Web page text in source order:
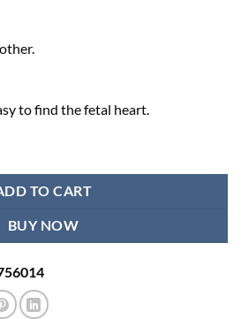
to find the fetal heart.
TO CART
BUY NOW